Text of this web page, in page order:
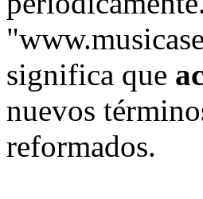
significa que
nuevos
reformados.